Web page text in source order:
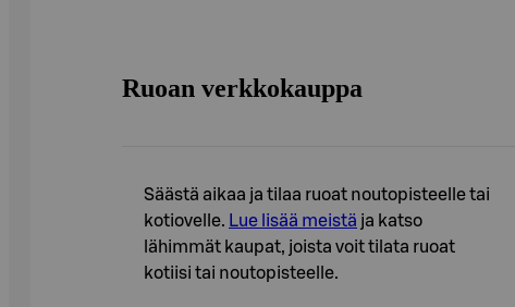
Ruoan verkkokauppa
Säästä aikaa ja tilaa ruoat noutopisteelle tai
kotiovelle. Lue lisää meistä ja katso
lähimmät kaupat, joista voit tilata ruoat
kotiisi tai noutopisteelle.